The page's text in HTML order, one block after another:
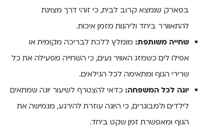
בפארק שנמצא קרוב לבית, כי זוהי דרך מצוינת
להתאוורר ביחד וליהנות מזמן איכות.
שחייה משותפת: מומלץ ללכת לבריכה מקומית או
אפילו לים כשמזג האוויר נעים, כי השחייה מפעילה את כל
שרירי הגוף ומתאימה לכל הגילאים.
יוגה לכל המשפחה: כדאי להצטרף לשיעור יוגה שמתאים
לילדים ולמבוגרים, כי היוגה עוזרת להירגע, מגמישה את
הגוף ומאפשרת זמן שקט ביחד.